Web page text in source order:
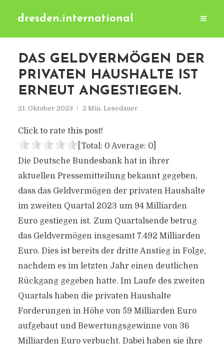
dresden.international
DAS GELDVERMÖGEN DER
PRIVATEN HAUSHALTE IST
ERNEUT ANGESTIEGEN.
21. Oktober 2023 2 Min. Lesedauer
Click to rate this post!
[Total: 0 Average: 0]
Die Deutsche Bundesbank hat in ihrer
aktuellen Pressemitteilung bekannt gegeben,
dass das Geldvermögen der privaten Haushalte
im zweiten Quartal 2023 um 94 Milliarden
Euro gestiegen ist. Zum Quartalsende betrug
das Geldvermögen insgesamt 7.492 Milliarden
Euro. Dies ist bereits der dritte Anstieg in Folge,
nachdem es im letzten Jahr einen deutlichen
Rückgang gegeben hatte. Im Laufe des zweiten
Quartals haben die privaten Haushalte
Forderungen in Höhe von 59 Milliarden Euro
aufgebaut und Bewertungsgewinne von 36
Milliarden Euro verbucht. Dabei haben sie ihre